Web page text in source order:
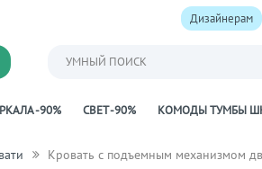
Дизайнерам
УМНЫЙ ПОИСК
-90% СВЕТ -90% КОМОДЫ ТУМБЫ
Кровать с подъемным механизмом